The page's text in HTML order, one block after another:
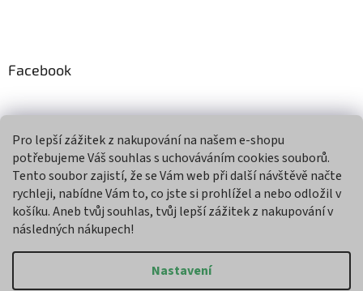
Pro lepší zážitek z nakupování na našem e-shopu
potřebujeme Váš souhlas s uchováváním cookies souborů.
Tento soubor zajistí, že se Vám web při další návštěvě načte
rychleji, nabídne Vám to, co jste si prohlížel a nebo odložil v
košíku. Aneb tvůj souhlas, tvůj lepší zážitek z nakupování v
následných nákupech!
Nastavení
Facebook
Přijímáme online platby